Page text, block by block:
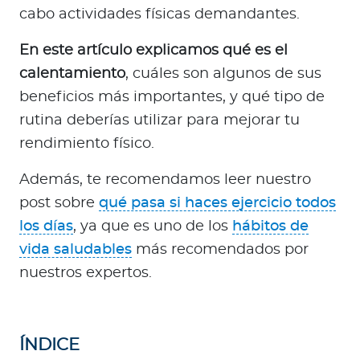
Ingresar a Mi Bupa
Para Clientes
Para Agentes
cabo actividades físicas demandantes.
En este artículo explicamos qué es el
calentamiento, cuáles son algunos de sus
beneficios más importantes, y qué tipo de
rutina deberías utilizar para mejorar tu
rendimiento físico.
Además, te recomendamos leer nuestro
post sobre qué pasa si haces ejercicio todos
los días, ya que es uno de los hábitos de
vida saludables más recomendados por
nuestros expertos.
ÍNDICE